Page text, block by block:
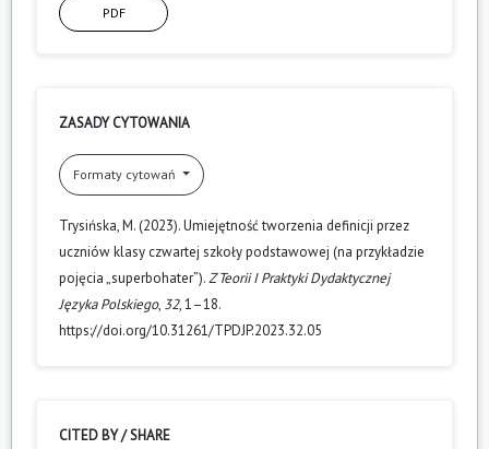
PDF
ZASADY CYTOWANIA
Formaty cytowań
Trysińska, M. (2023). Umiejętność tworzenia definicji przez
uczniów klasy czwartej szkoły podstawowej (na przykładzie
pojęcia „superbohater”).Z Teorii I Praktyki Dydaktycznej
Języka Polskiego, 32, 1–18.
https://doi.org/10.31261/TPDJP.2023.32.05
CITED BY / SHARE